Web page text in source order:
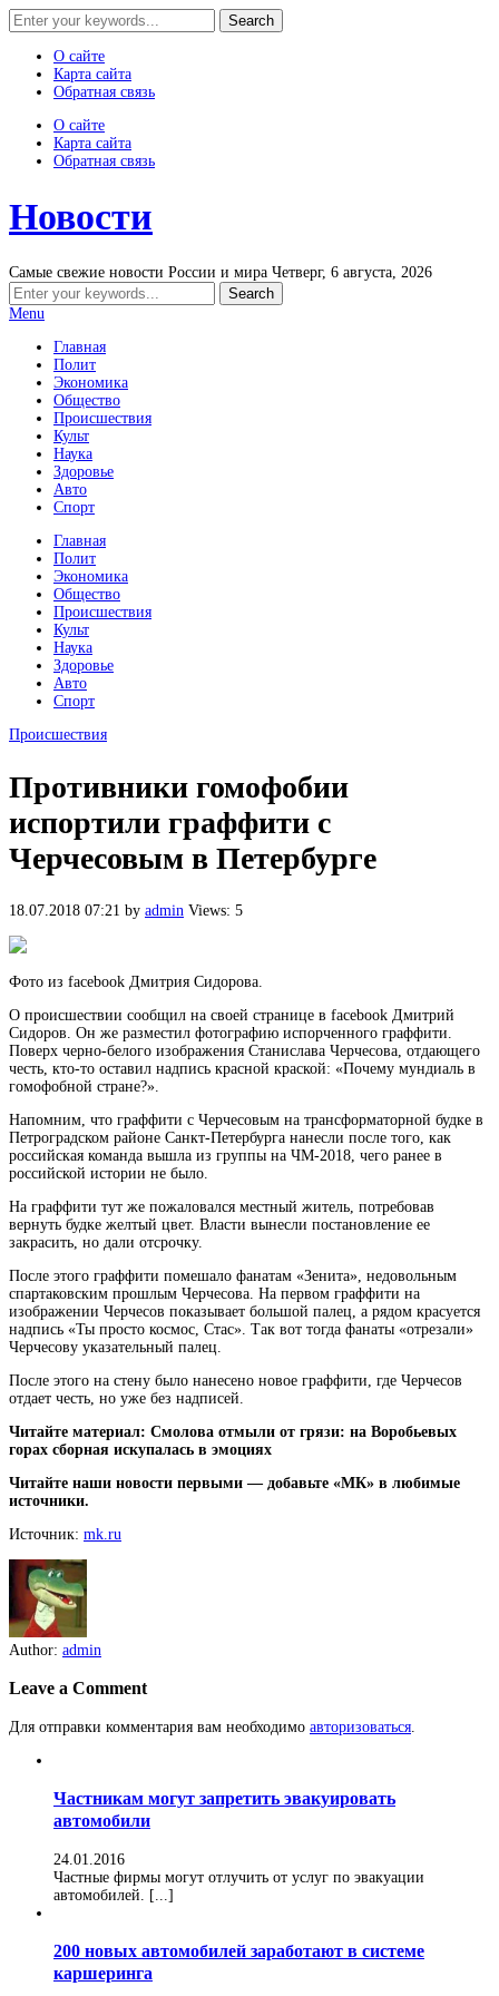
О сайте
Карта сайта
Обратная связь
О сайте
Карта сайта
Обратная связь
Новости
Самые свежие новости России и мира Четверг, 6 августа, 2026
Menu
Главная
Полит
Экономика
Общество
Происшествия
Культ
Наука
Здоровье
Авто
Спорт
Главная
Полит
Экономика
Общество
Происшествия
Культ
Наука
Здоровье
Авто
Спорт
Происшествия
Противники гомофобии
испортили граффити с
Черчесовым в Петербурге
18.07.2018 07:21 by admin Views: 5
Фото из facebook Дмитрия Сидорова.
О происшествии сообщил на своей странице в facebook Дмитрий
Сидоров. Он же разместил фотографию испорченного граффити.
Поверх черно-белого изображения Станислава Черчесова, отдающего
честь, кто-то оставил надпись красной краской: «Почему мундиаль в
гомофобной стране?».
Напомним, что граффити с Черчесовым на трансформаторной будке в
Петроградском районе Санкт-Петербурга нанесли после того, как
российская команда вышла из группы на ЧМ-2018, чего ранее в
российской истории не было.
На граффити тут же пожаловался местный житель, потребовав
вернуть будке желтый цвет. Власти вынесли постановление ее
закрасить, но дали отсрочку.
После этого граффити помешало фанатам «Зенита», недовольным
спартаковским прошлым Черчесова. На первом граффити на
изображении Черчесов показывает большой палец, а рядом красуется
надпись «Ты просто космос, Стас». Так вот тогда фанаты «отрезали»
Черчесову указательный палец.
После этого на стену было нанесено новое граффити, где Черчесов
отдает честь, но уже без надписей.
Читайте материал: Смолова отмыли от грязи: на Воробьевых
горах сборная искупалась в эмоциях
Читайте наши новости первыми — добавьте «МК» в любимые
источники.
Источник: mk.ru
Author: admin
Leave a Comment
Для отправки комментария вам необходимо авторизоваться
Частникам могут запретить эвакуировать
автомобили
24.01.2016
Частные фирмы могут отлучить от услуг по эвакуации
автомобилей. [...]
200 новых автомобилей заработают в системе
каршеринга